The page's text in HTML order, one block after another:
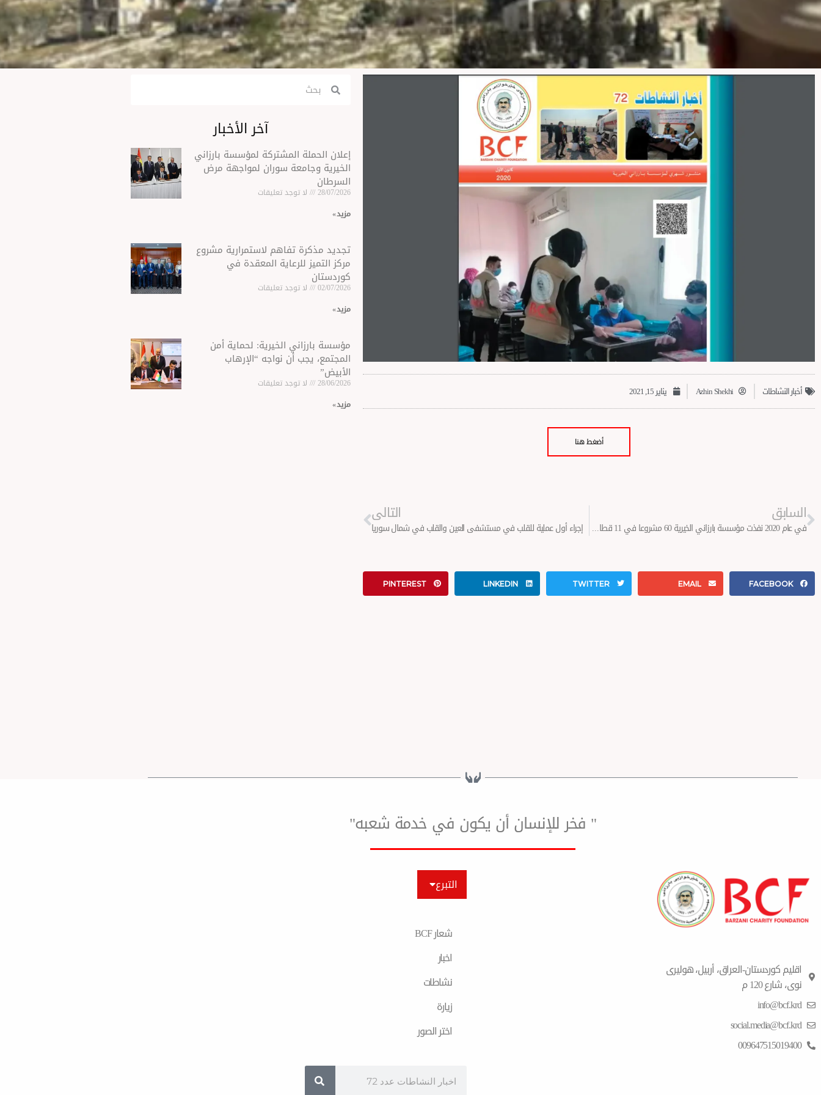
أخبار النشاطات Azhin Shekhi يناير 15, 2021
أضغط هنا
السابق
في عام 2020 نفذت مؤسسة بارزاني الخيرية 60 مشروعا في 11 قطاعا واستفاد منها 6 مليون شخص
التالى
إجراء أول عملية للقلب في مستشفى العين والقلب في شمال سوريا
FACEBOOK
EMAIL
TWITTER
LINKEDIN
PINTEREST
آخر الأخبار
إعلان الحملة المشتركة لمؤسسة بارزاني
الخيرية وجامعة سوران لمواجهة مرض
السرطان
28/07/2026 لا توجد تعليقات
مزید »
تجديد مذكرة تفاهم لاستمرارية مشروع
مركز التميز للرعاية المعقدة في
كوردستان
02/07/2026 لا توجد تعليقات
مزید »
مؤسسة بارزاني الخيرية: لحماية أمن
المجتمع، يجب أن نواجه “الإرهاب
الأبيض”
28/06/2026 لا توجد تعليقات
مزید »
" فخر للإنسان أن يكون في خدمة شعبه"
اقلیم كوردستان-العراق، أربیل، هولیری
نوی، شارع 120 م
info@bcf.krd
social.media@bcf.krd
009647515019400
التبرع
شعار BCF
اخبار
نشاطات
زیارة
اختر الصور